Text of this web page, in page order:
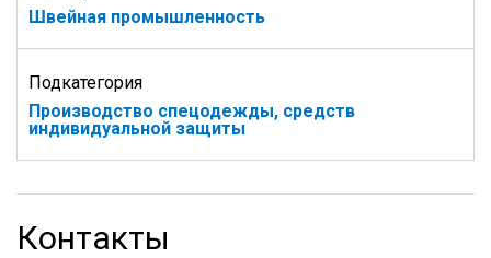
Швейная промышленность
Подкатегория
Производство спецодежды, средств
индивидуальной защиты
Контакты